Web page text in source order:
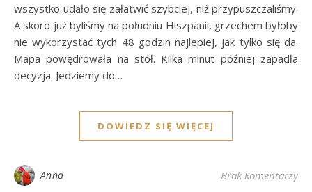
wszystko udało się załatwić szybciej, niż przypuszczaliśmy.
A skoro już byliśmy na południu Hiszpanii, grzechem byłoby
nie wykorzystać tych 48 godzin najlepiej, jak tylko się da.
Mapa powędrowała na stół. Kilka minut później zapadła
decyzja. Jedziemy do…
DOWIEDZ SIĘ WIĘCEJ
Anna Brak komentarzy